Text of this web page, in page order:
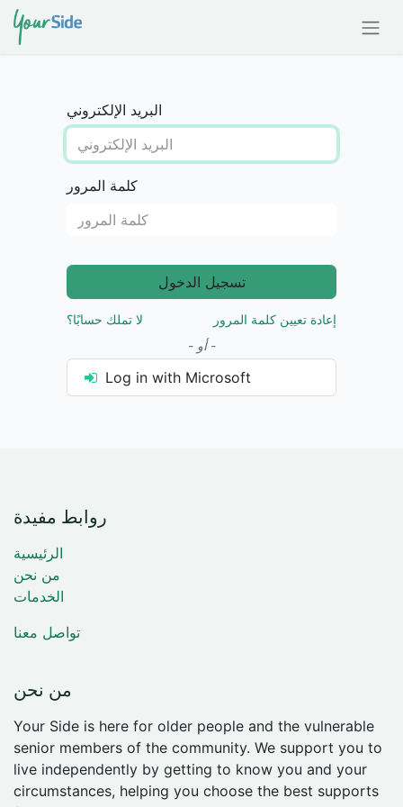
البريد الإلكتروني
كلمة المرور
تسجيل الدخول
لا تملك حسابًا؟
إعادة تعيين كلمة المرور
- أو -
Log in with Microsoft
روابط مفيدة
الرئيسية
من نحن
الخدمات
تواصل معنا
من نحن
Your Side is here for older people and the vulnerable
senior members of the community. We support you to
live independently by getting to know you and your
circumstances, helping you choose the best supports